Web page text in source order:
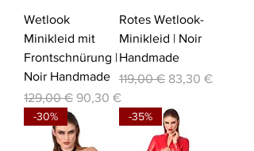
Wetlook
Minikleid mit
Frontschnürung |
Noir Handmade
Standardpreis
129,00 € Sale-Preis
90,30 €
Rotes Wetlook-
Minikleid | Noir
Handmade
Standardpreis
119,00 € Sale-Preis
83,30 €
-30% -35%